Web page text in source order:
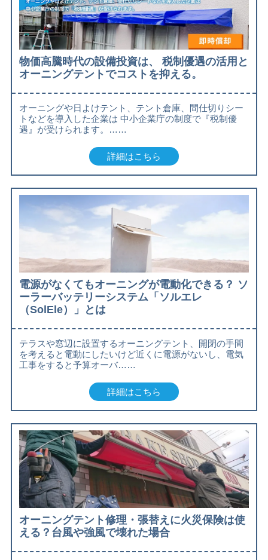
物価高騰時代の設備投資は、 税制優遇の活用と
オーニングテントでコストを抑える。
オーニングや日よけテント、テント倉庫、間仕切りシー
トなどを導入した企業は 中小企業庁の制度で『税制優
遇』が受けられます。……
詳細はこちら
電源がなくてもオーニングが電動化できる？ ソ
ーラーバッテリーシステム「ソルエレ
（SolEle）」とは
テラスや窓辺に設置するオーニングテント、開閉の手間
を考えると電動にしたいけど近くに電源がないし、電気
工事をすると予算オーバ……
詳細はこちら
オーニングテント修理・張替えに火災保険は使
える？台風や強風で壊れた場合